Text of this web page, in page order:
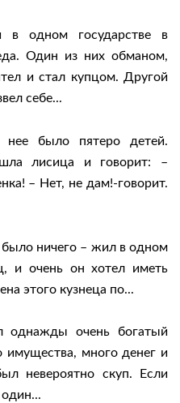
одном государстве в
Один из них обманом,
и стал купцом. Другой
себе...
было пятеро детей.
лисица и говорит: –
– Нет, не дам!-говорит.
ничего – жил в одном
и очень он хотел иметь
этого кузнеца по...
очень богатый
много денег и
невероятно скуп. Если